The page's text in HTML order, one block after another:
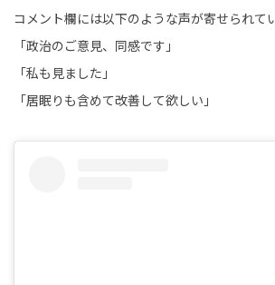
コメント欄には以下のような声が寄せられて
「政治のご意見、同感です」
「私も見ました」
「居眠りも含めて改善して欲しい」